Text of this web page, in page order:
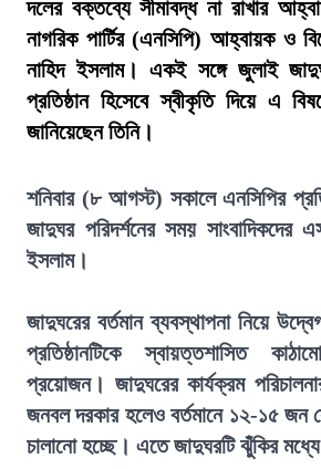
দলের বক্তব্যে সীমাবদ্ধ না রাখার
নাগরিক পার্টির (এনসিপি) আহ্বায়ক ও
নাহিদ ইসলাম। একই সঙ্গে জুলাই
প্রতিষ্ঠান হিসেবে স্বীকৃতি দিয়ে এ
জানিয়েছেন তিনি।
শনিবার (৮ আগস্ট) সকালে এনসিপির
জাদুঘর পরিদর্শনের সময় সাংবাদিকদের
ইসলাম।
জাদুঘরের বর্তমান ব্যবস্থাপনা নিয়ে
প্রতিষ্ঠানটিকে স্বায়ত্তশাসিত
প্রয়োজন। জাদুঘরের কার্যক্রম
জনবল দরকার হলেও বর্তমানে ১২-১৫ জন
চালানো হচ্ছে। এতে জাদুঘরটি ঝুঁকির